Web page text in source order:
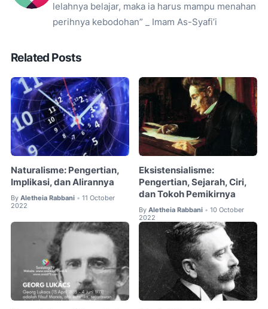
lelahnya belajar, maka ia harus mampu menahan
perihnya kebodohan” _ Imam As-Syafi’i
Related Posts
Naturalisme: Pengertian,
Implikasi, dan Alirannya
By Aletheia Rabbani • 11 October
2022
Eksistensialisme:
Pengertian, Sejarah, Ciri,
dan Tokoh Pemikirnya
By Aletheia Rabbani • 10 October
2022